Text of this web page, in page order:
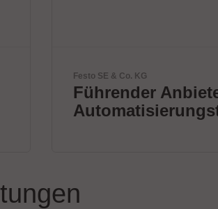
ETL Prüftechnik GmbH
Elektrische